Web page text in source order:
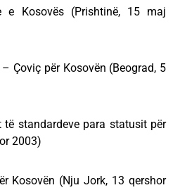
e Kosovës (Prishtinë, 15 maj
Çoviç për Kosovën (Beograd, 5
standardeve para statusit për
2003)
Kosovën (Nju Jork, 13 qershor